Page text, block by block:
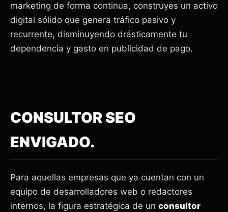
marketing de forma continua, construyes un activo
digital sólido que genera tráfico pasivo y
recurrente, disminuyendo drásticamente tu
dependencia y gasto en publicidad de pago.
CONSULTOR SEO
ENVIGADO.
Para aquellas empresas que ya cuentan con un
equipo de desarrolladores web o redactores
internos, la figura estratégica de un consultor